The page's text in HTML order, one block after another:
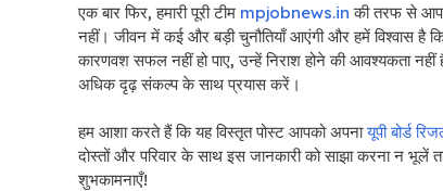
एक बार फिर, हमारी पूरी टीम mpjobnews.in की तरफ से आप
नहीं। जीवन में कई और बड़ी चुनौतियाँ आएंगी और हमें विश्वास
कारणवश सफल नहीं हो पाए, उन्हें निराश होने की आवश्यकता
अधिक दृढ़ संकल्प के साथ प्रयास करें।
हम आशा करते हैं कि यह विस्तृत पोस्ट आपको अपनायूपी बोर्ड
दोस्तों और परिवार के साथ इस जानकारी को साझा करना न
शुभकामनाएँ!